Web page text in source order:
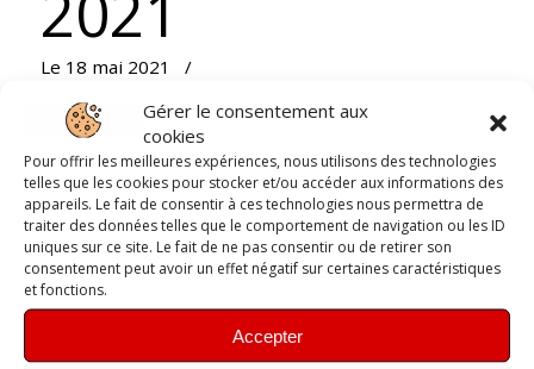
Gérer le consentement aux
cookies
Pour offrir les meilleures expériences, nous utilisons des technologies
telles que les cookies pour stocker et/ou accéder aux informations des
appareils. Le fait de consentir à ces technologies nous permettra de
traiter des données telles que le comportement de navigation ou les ID
uniques sur ce site. Le fait de ne pas consentir ou de retirer son
consentement peut avoir un effet négatif sur certaines caractéristiques
et fonctions.
Accepter
Le 18 mai 2021
/
8 athlètes marsacois sur la ligne de départ, 4
décrochent une sélection en Équipe de France !